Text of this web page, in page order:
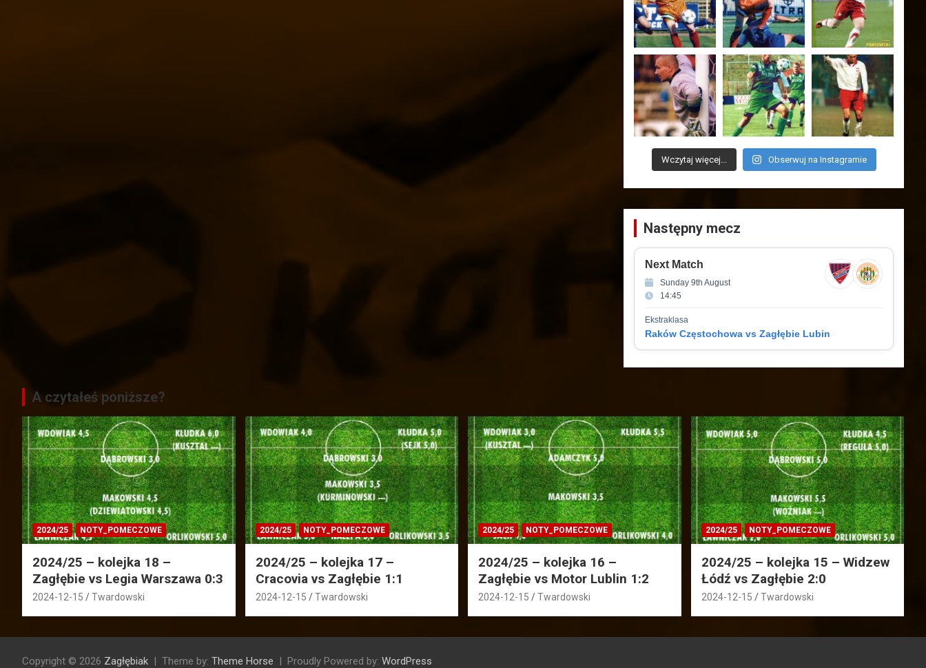
Wczytaj więcej... Obserwuj na Instagramie
Następny mecz
Next Match
Sunday 9th August
14:45
Ekstraklasa
Raków Częstochowa vs Zagłębie Lubin
A czytałeś poniższe?
2024/25 NOTY_POMECZOWE
2024/25 – kolejka 18 –
Zagłębie vs Legia Warszawa 0:3
2024-12-15 Twardowski
2024/25 NOTY_POMECZOWE
2024/25 – kolejka 17 –
Cracovia vs Zagłębie 1:1
2024-12-15 Twardowski
2024/25 NOTY_POMECZOWE
2024/25 – kolejka 16 –
Zagłębie vs Motor Lublin 1:2
2024-12-15 Twardowski
2024/25 NOTY_POMECZOWE
2024/25 – kolejka 15 – Widzew
Łódź vs Zagłębie 2:0
2024-12-15 Twardowski
Copyright © 2026 Zagłębiak Theme by: Theme Horse Proudly Powered by: WordPress